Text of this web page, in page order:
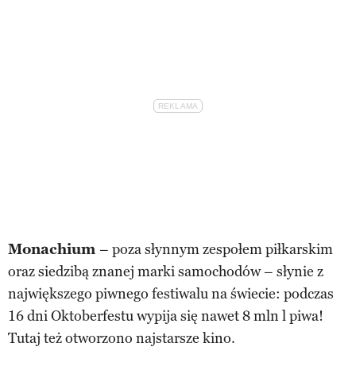
Monachium – poza słynnym zespołem piłkarskim
oraz siedzibą znanej marki samochodów – słynie z
największego piwnego festiwalu na świecie: podczas
16 dni Oktoberfestu wypija się nawet 8 mln l piwa!
Tutaj też otworzono najstarsze kino.